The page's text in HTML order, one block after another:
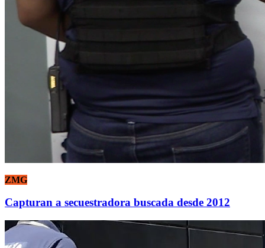
ZMG
Capturan a secuestradora buscada desde 2012